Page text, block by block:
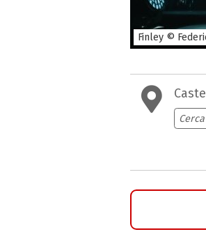
Finley ©